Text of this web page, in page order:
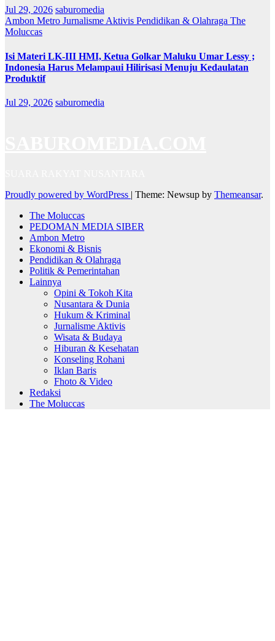
Jul 29, 2026 saburomedia
Ambon Metro Jurnalisme Aktivis Pendidikan & Olahraga The
Moluccas
Isi Materi LK-III HMI, Ketua Golkar Maluku Umar Lessy ;
Indonesia Harus Melampaui Hilirisasi Menuju Kedaulatan
Produktif
Jul 29, 2026 saburomedia
Proudly powered by WordPress | Theme: Newsup by Themeansar.
The Moluccas
PEDOMAN MEDIA SIBER
Ambon Metro
Ekonomi & Bisnis
Pendidikan & Olahraga
Politik & Pemerintahan
Lainnya
Opini & Tokoh Kita
Nusantara & Dunia
Hukum & Kriminal
Jurnalisme Aktivis
Wisata & Budaya
Hiburan & Kesehatan
Konseling Rohani
Iklan Baris
Fhoto & Video
Redaksi
The Moluccas